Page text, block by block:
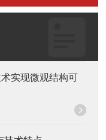
实现微观结构可